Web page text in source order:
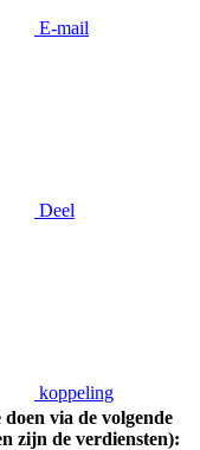
E-mail
Deel
koppeling
via de volgende
zijn de verdiensten):